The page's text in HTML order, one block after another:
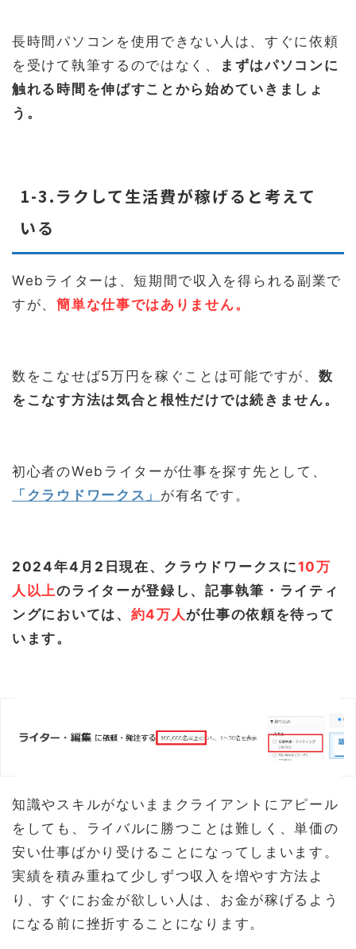
長時間パソコンを使用できない人は、すぐに依頼
を受けて執筆するのではなく、
まずはパソコンに
触れる時間を伸ばすことから始めていきましょ
う。
1-3.ラクして生活費が稼げると考えて
いる
Webライターは、短期間で収入を得られる副業で
すが、簡単な仕事ではありません。
数をこなせば5万円を稼ぐことは可能ですが、 数
をこなす方法は気合と根性だけでは続きません。
初心者のWebライターが仕事を探す先として、
「クラウドワークス」 が有名です。
2024年4月2日現在、クラウドワークスに10万
人以上のライターが登録し、記事執筆・ライティ
ングにおいては、 約4万人が仕事の依頼を待って
います。
知識やスキルがないままクライアントにアピール
をしても、ライバルに勝つことは難しく、単価の
安い仕事ばかり受けることになってしまいます。
実績を積み重ねて少しずつ収入を増やす方法よ
り、すぐにお金が欲しい人は、お金が稼げるよう
になる前に挫折することになります。